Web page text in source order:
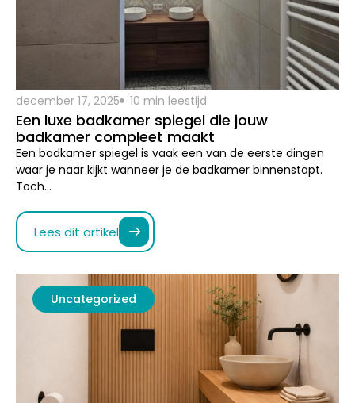
10 min leestijd
Een luxe badkamer spiegel die jouw
badkamer compleet maakt
Een badkamer spiegel is vaak een van de eerste dingen
waar je naar kijkt wanneer je de badkamer binnenstapt.
Toch…
Lees dit artikel
Uncategorized